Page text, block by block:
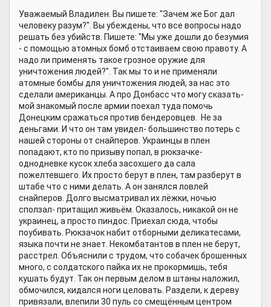
Уважаемый Владилен. Вы пишете: "Зачем же Бог дал
человеку разум?". Вы убеждены, что все вопросы надо
решать без убийств. Пишете: "Мы уже дошли до безумия
- с помощью атомных бомб отстаиваем свою правоту. А
надо ли применять такое грозное оружие для
уничтожения людей?". Так мы то и не применяли
атомные бомбы для уничтожения людей, за нас это
сделали американцы. А про Донбасс что могу сказать-
мой знакомый после армии поехал туда помочь
Донецким сражаться против бендеровцев. Не за
деньгами. И что он там увидел- большинство потерь с
нашей стороны от снайперов. Украинцы в плен
попадают, кто по призыву попал, в рюкзачке-
однодневке кусок хлеба засохшего да сала
пожелтевшего. Их просто берут в плен, там разберут в
штабе что с ними делать. А он занялся ловлей
снайперов. Долго высматривал их лёжки, ночью
сползал- притащил живьём. Оказалось, никакой он не
украинец, а просто пиндос. Приехал сюда, чтобы
поубивать. Рюкзачок набит отборными деликатесами,
языка почти не знает. Некомбатантов в плен не берут,
расстрел. Объяснили с трудом, что собачек брошенных
много, с солдатского пайка их не прокормишь, тебя
кушать будут. Так он первым делом в штаны наложил,
обмочился, кидался ноги целовать. Раздели, к дереву
привязали, влепили 30 пуль со смещённым центром